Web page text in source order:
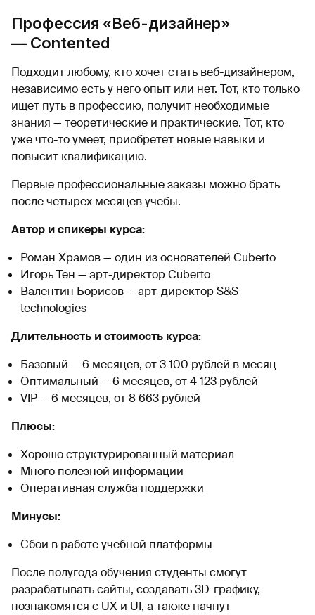
Профессия «Веб-дизайнер»
— Contented
Подходит любому, кто хочет стать веб-дизайнером,
независимо есть у него опыт или нет. Тот, кто только
ищет путь в профессию, получит необходимые
знания — теоретические и практические. Тот, кто
уже что-то умеет, приобретет новые навыки и
повысит квалификацию.
Первые профессиональные заказы можно брать
после четырех месяцев учебы.
Автор и спикеры курса:
Роман Храмов — один из основателей Cuberto
Игорь Тен — арт-директор Cuberto
Валентин Борисов — арт-директор S&S
technologies
Длительность и стоимость курса:
Базовый — 6 месяцев, от 3 100 рублей в месяц
Оптимальный — 6 месяцев, от 4 123 рублей
VIP — 6 месяцев, от 8 663 рублей
Плюсы:
Хорошо структурированный материал
Много полезной информации
Оперативная служба поддержки
Минусы:
Сбои в работе учебной платформы
После полугода обучения студенты смогут
разрабатывать сайты, создавать 3D-графику,
познакомятся с UX и UI, а также начнут